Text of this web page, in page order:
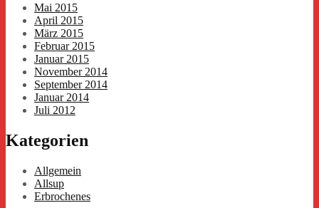
Mai 2015
April 2015
März 2015
Februar 2015
Januar 2015
November 2014
September 2014
Januar 2014
Juli 2012
Kategorien
Allgemein
Allsup
Erbrochenes